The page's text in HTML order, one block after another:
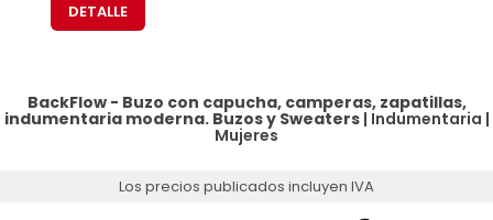
DETALLE
BackFlow - Buzo con capucha, camperas, zapatillas,
indumentaria moderna. Buzos y Sweaters| Indumentaria |
Mujeres
Los precios publicados incluyen IVA